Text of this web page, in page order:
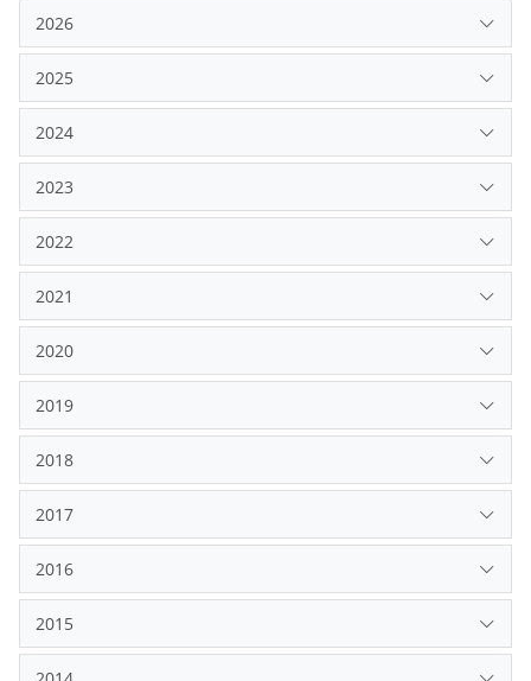
2026
2025
2024
2023
2022
2021
2020
2019
2018
2017
2016
2015